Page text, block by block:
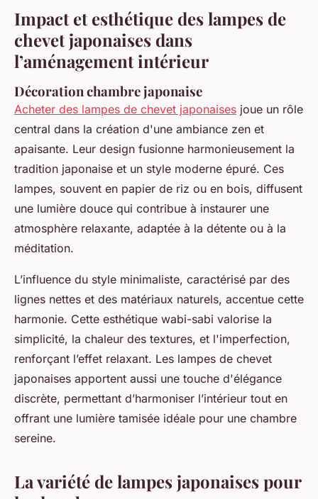
Impact et esthétique des lampes de
chevet japonaises dans
l’aménagement intérieur
Décoration chambre japonaise
Acheter des lampes de chevet japonaises joue un rôle
central dans la création d'une ambiance zen et
apaisante. Leur design fusionne harmonieusement la
tradition japonaise et un style moderne épuré. Ces
lampes, souvent en papier de riz ou en bois, diffusent
une lumière douce qui contribue à instaurer une
atmosphère relaxante, adaptée à la détente ou à la
méditation.
L’influence du style minimaliste, caractérisé par des
lignes nettes et des matériaux naturels, accentue cette
harmonie. Cette esthétique wabi-sabi valorise la
simplicité, la chaleur des textures, et l'imperfection,
renforçant l’effet relaxant. Les lampes de chevet
japonaises apportent aussi une touche d'élégance
discrète, permettant d’harmoniser l’intérieur tout en
offrant une lumière tamisée idéale pour une chambre
sereine.
La variété de lampes japonaises pour